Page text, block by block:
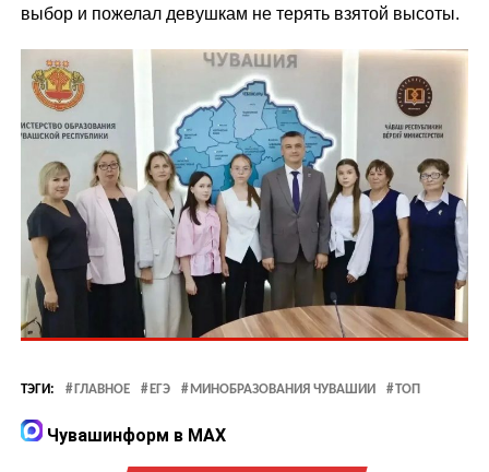
выбор и пожелал девушкам не терять взятой высоты.
ТЭГИ: ГЛАВНОЕ ЕГЭ МИНОБРАЗОВАНИЯ ЧУВАШИИ ТОП
Чувашинформ в MAX